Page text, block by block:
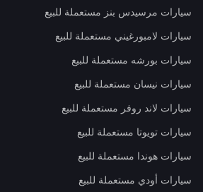
سيارات مرسيدس بنز مستعملة للبيع
سيارات لامبورغيني مستعملة للبيع
سيارات بورشه مستعملة للبيع
سيارات نيسان مستعملة للبيع
سيارات لاند روفر مستعملة للبيع
سيارات تويوتا مستعملة للبيع
سيارات هوندا مستعملة للبيع
سيارات أودي مستعملة للبيع